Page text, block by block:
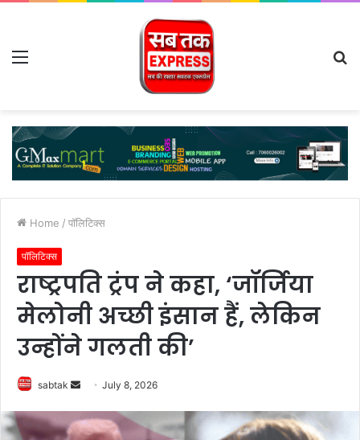
Menu
Home / पॉलिटिक्स
पॉलिटिक्स
राष्ट्रपति ट्रंप ने कहा, ‘जॉर्जिया
मेलोनी अच्छी इंसान हैं, लेकिन
उन्होंने गलती की’
sabtak
Send
email
July 8, 2026